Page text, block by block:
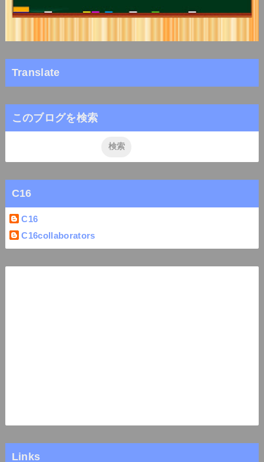
Translate
このブログを検索
C16
C16
C16collaborators
Links